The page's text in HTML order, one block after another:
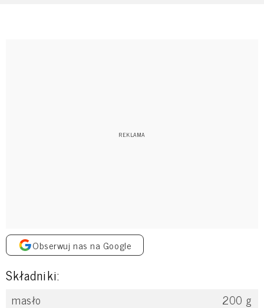
Obserwuj nas na Google
Składniki:
masło 200 g